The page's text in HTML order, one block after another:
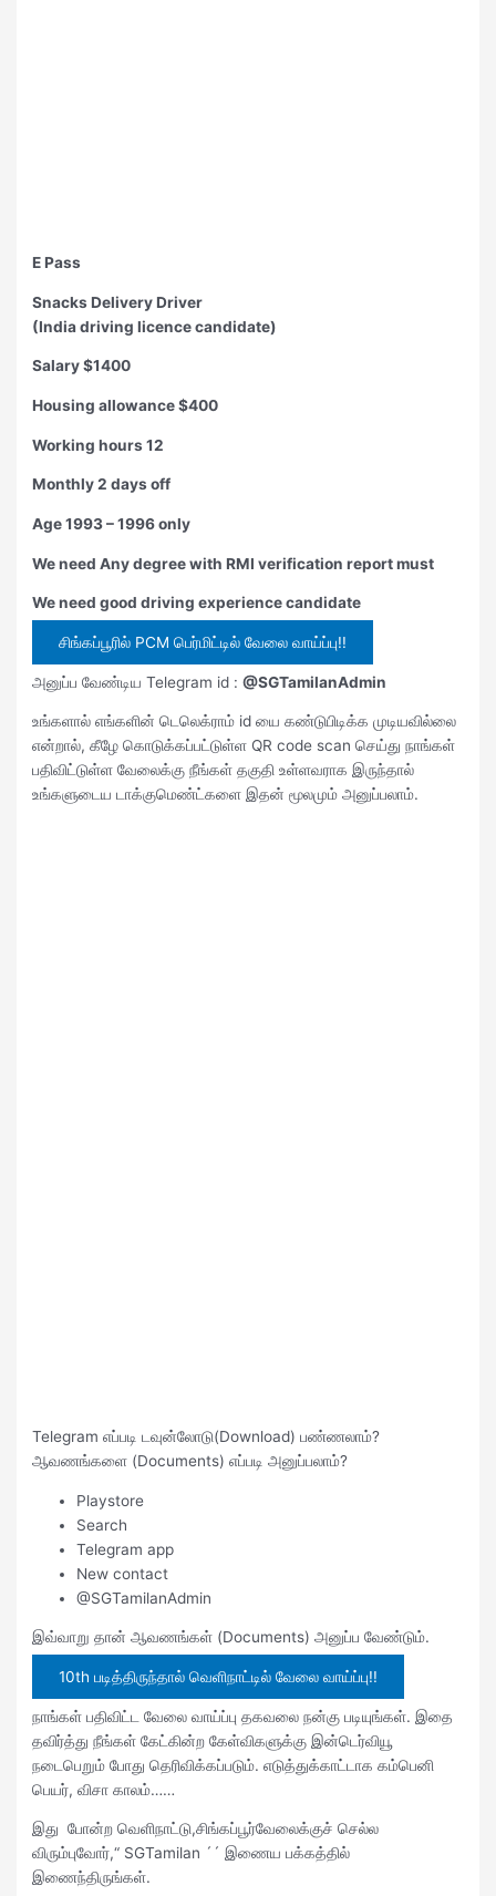
E Pass
Snacks Delivery Driver
(India driving licence candidate)
Salary $1400
Housing allowance $400
Working hours 12
Monthly 2 days off
Age 1993 – 1996 only
We need Any degree with RMI verification report must
We need good driving experience candidate
சிங்கப்பூரில் PCM பெர்மிட்டில் வேலை வாய்ப்பு!!
அனுப்ப வேண்டிய Telegram id :@SGTamilanAdmin
உங்களால் எங்களின் டெலெக்ராம் id யை கண்டுபிடிக்க முடியவில்லை
என்றால், கீழே கொடுக்கப்பட்டுள்ள QR code scan செய்து நாங்கள்
பதிவிட்டுள்ள வேலைக்கு நீங்கள் தகுதி உள்ளவராக இருந்தால்
உங்களுடைய டாக்குமெண்ட்களை இதன் மூலமும் அனுப்பலாம்.
Telegram எப்படி டவுன்லோடு(Download) பண்ணலாம்?
ஆவணங்களை (Documents) எப்படி அனுப்பலாம்?
Playstore
Search
Telegram app
New contact
@SGTamilanAdmin
இவ்வாறு தான் ஆவணங்கள் (Documents) அனுப்ப வேண்டும்.
10th படித்திருந்தால் வெளிநாட்டில் வேலை வாய்ப்பு!!
நாங்கள் பதிவிட்ட வேலை வாய்ப்பு தகவலை நன்கு படியுங்கள். இதை
தவிர்த்து நீங்கள் கேட்கின்ற கேள்விகளுக்கு இன்டெர்வியூ
நடைபெறும் போது தெரிவிக்கப்படும். எடுத்துக்காட்டாக கம்பெனி
பெயர், விசா காலம்……
இது போன்ற வெளிநாட்டு,சிங்கப்பூர்வேலைக்குச் செல்ல
விரும்புவோர்,“ SGTamilan ´´ இணைய பக்கத்தில்
இணைந்திருங்கள்.